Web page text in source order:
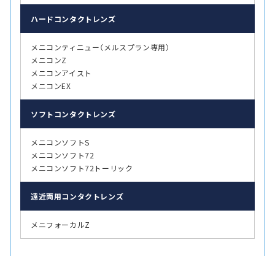
ハード コンタクトレンズ
メニコンティニュー（メルスプラン専用）
メニコンZ
メニコンアイスト
メニコンEX
ソフト コンタクトレンズ
メニコンソフトS
メニコンソフト72
メニコンソフト72トーリック
遠近両用コンタクトレンズ
メニフォーカルZ